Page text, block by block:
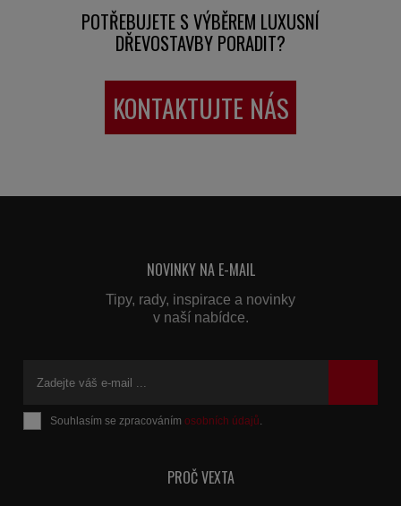
POTŘEBUJETE S VÝBĚREM LUXUSNÍ
DŘEVOSTAVBY PORADIT?
KONTAKTUJTE NÁS
NOVINKY NA E-MAIL
Tipy, rady, inspirace a novinky
v naší nabídce.
Souhlasím se zpracovánímosobních údajů.
PROČ VEXTA